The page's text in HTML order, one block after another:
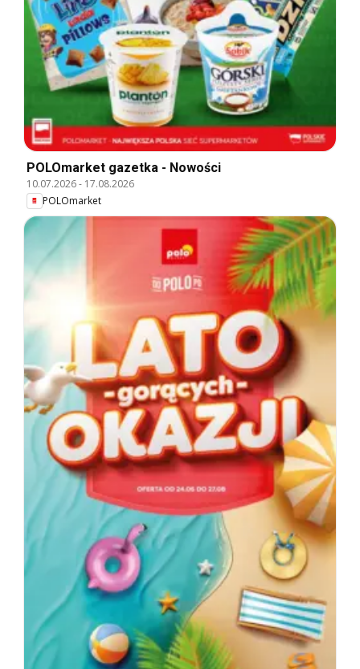
POLOmarket gazetka - Nowości
10.07.2026- 17.08.2026
POLOmarket